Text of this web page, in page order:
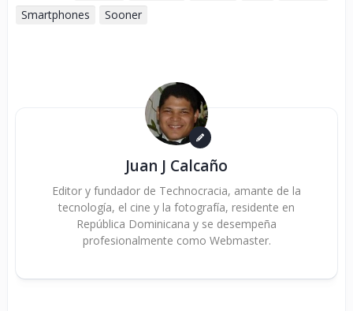
Smartphones
Sooner
Juan J Calcaño
Editor y fundador de Technocracia, amante de la
tecnología, el cine y la fotografía, residente en
República Dominicana y se desempeña
profesionalmente como Webmaster.